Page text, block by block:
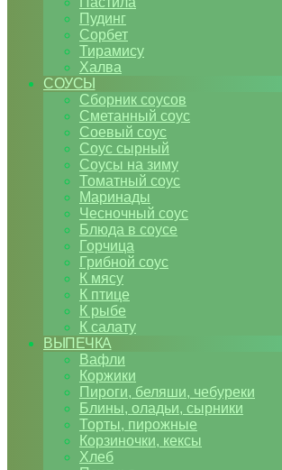
Пудинг
Сорбет
Тирамису
Халва
СОУСЫ
Сборник соусов
Сметанный соус
Соевый соус
Соус сырный
Соусы на зиму
Томатный соус
Маринады
Чесночный соус
Блюда в соусе
Горчица
Грибной соус
К мясу
К птице
К рыбе
К салату
ВЫПЕЧКА
Вафли
Коржики
Пироги, беляши, чебуреки
Блины, оладьи, сырники
Торты, пирожные
Корзиночки, кексы
Хлеб